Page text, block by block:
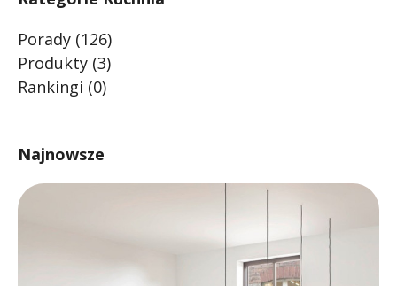
Porady (126)
Produkty (3)
Rankingi (0)
Najnowsze